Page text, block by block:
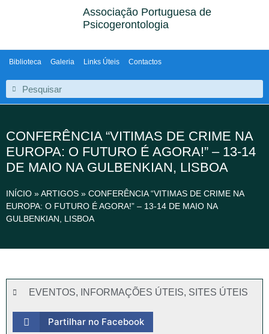
Associação Portuguesa de
Psicogerontologia
Biblioteca Galeria Links Úteis Contactos
CONFERÊNCIA “VITIMAS DE CRIME NA
EUROPA: O FUTURO É AGORA!” – 13-14
DE MAIO NA GULBENKIAN, LISBOA
INÍCIO »ARTIGOS » CONFERÊNCIA “VITIMAS DE CRIME NA
EUROPA: O FUTURO É AGORA!” – 13-14 DE MAIO NA
GULBENKIAN, LISBOA
EVENTOS, INFORMAÇÕES ÚTEIS, SITES ÚTEIS
Partilhar no Facebook